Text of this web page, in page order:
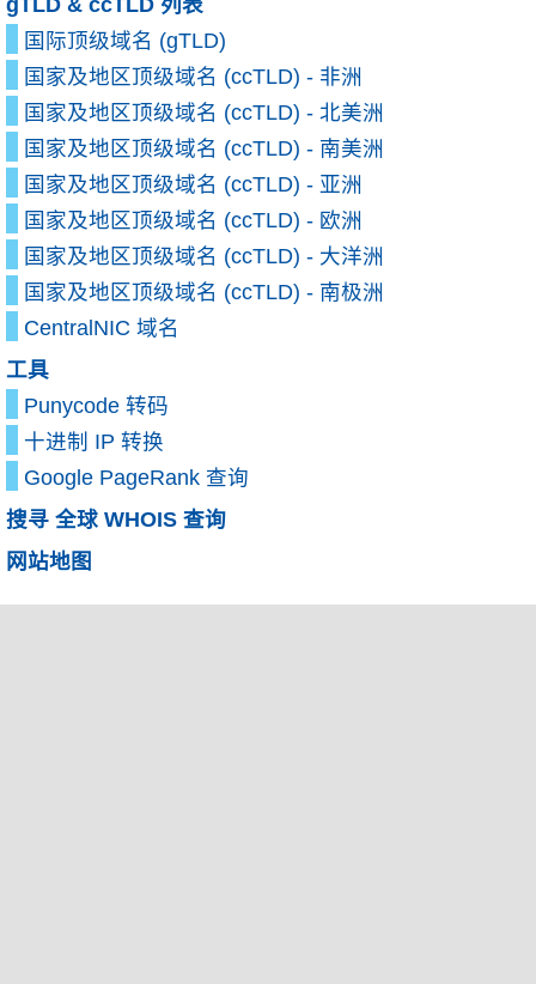
gTLD & ccTLD 列表
国际顶级域名 (gTLD)
国家及地区顶级域名 (ccTLD) - 非洲
国家及地区顶级域名 (ccTLD) - 北美洲
国家及地区顶级域名 (ccTLD) - 南美洲
国家及地区顶级域名 (ccTLD) - 亚洲
国家及地区顶级域名 (ccTLD) - 欧洲
国家及地区顶级域名 (ccTLD) - 大洋洲
国家及地区顶级域名 (ccTLD) - 南极洲
CentralNIC 域名
工具
Punycode 转码
十进制 IP 转换
Google PageRank 查询
搜寻 全球 WHOIS 查询
网站地图